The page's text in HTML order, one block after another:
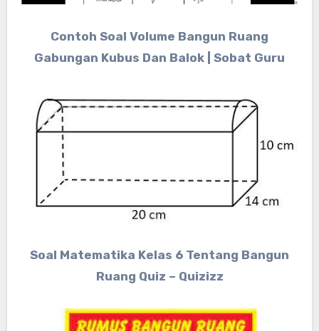
Contoh Soal Volume Bangun Ruang
Gabungan Kubus Dan Balok | Sobat Guru
Soal Matematika Kelas 6 Tentang Bangun
Ruang Quiz – Quizizz